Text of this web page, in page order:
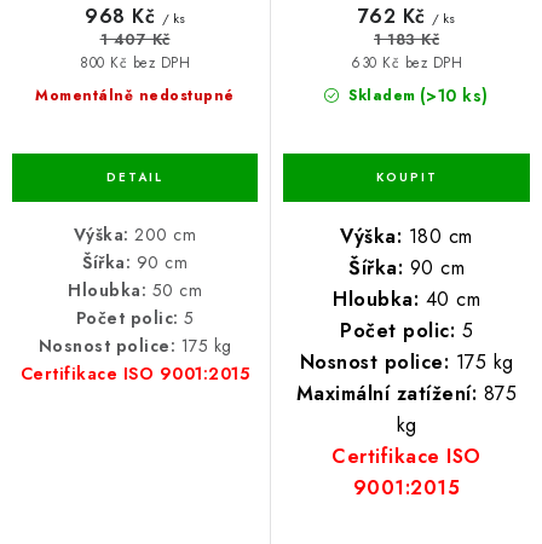
Momentálně nedostupné
800 Kč bez DPH
968 Kč / ks
1 407 Kč
Výška: 200 cm
Šířka: 90 cm
Hloubka: 50 cm
Počet polic: 5
Nosnost police: 175 kg
Certifikace ISO 9001:2015
Skladem (>10 ks)
630 Kč bez DPH
762 Kč / ks
1 183 Kč
Výška: 180 cm
Šířka: 90 cm
Hloubka: 40 cm
Počet polic: 5
Nosnost police: 175 kg
Maximální zatížení: 875
kg
Certifikace ISO
9001:2015